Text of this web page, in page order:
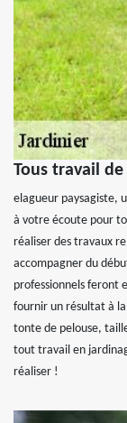
Tous travail
elagueur paysagiste,
à votre écoute pour
réaliser des travaux
accompagner du
professionnels feront
fournir un résultat à
tonte de pelouse,
tout travail en
réaliser !